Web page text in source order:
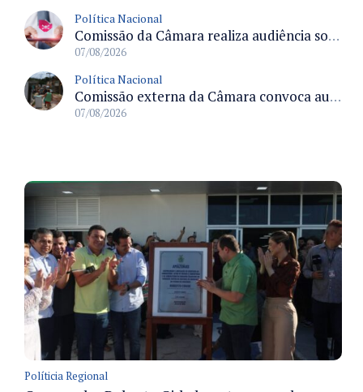
Política Nacional
Comissão da Câmara realiza audiência sobre apostas online para medir o tamanho do mercado ilegal
07/08/2026
Política Nacional
Comissão externa da Câmara convoca audiência pública sobre chuvas na Zona da Mata de Minas Gerais e impactos em Juiz de Fora
07/08/2026
Políticia Regional